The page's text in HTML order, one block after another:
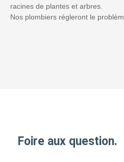
racines de plantes et arbres.
Nos plombiers régleront le
Foire aux question.